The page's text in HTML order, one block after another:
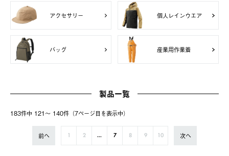
アクセサリー 個人レインウエア
バッグ 産業用作業着
製品一覧
183件中 121〜 140件（7ページ⽬を表⽰中）
前へ 2 ... 7 8 9 10 次へ